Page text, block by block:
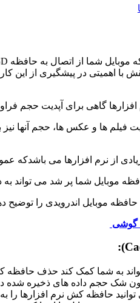
اهمیتی در پیشگیری از این
گاهی برای آپدیت حجم
فیلم ها و عکس ها، حجم
از نرم افزارها می باشدکه
موبایل شما پر شد می تواند
موبایل اندرویدی را توضیح
گوشی
:
به شما کمک کند حذف حافظه
بدون شک حجم داده های ذخیره
حافظه کش نرم افزارها را